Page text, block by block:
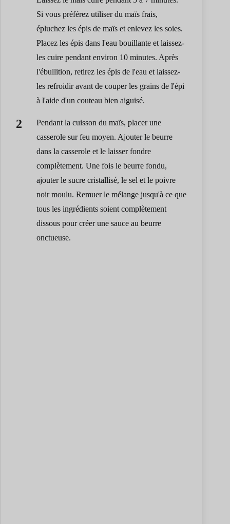
Si vous préférez utiliser du maïs frais,
épluchez les épis de maïs et enlevez les soies.
Placez les épis dans l'eau bouillante et laissez-
les cuire pendant environ 10 minutes. Après
l'ébullition, retirez les épis de l'eau et laissez-
les refroidir avant de couper les grains de l'épi
à l'aide d'un couteau bien aiguisé.
Pendant la cuisson du maïs, placer une
casserole sur feu moyen. Ajouter le beurre
dans la casserole et le laisser fondre
complètement. Une fois le beurre fondu,
ajouter le sucre cristallisé, le sel et le poivre
noir moulu. Remuer le mélange jusqu'à ce que
tous les ingrédients soient complètement
dissous pour créer une sauce au beurre
onctueuse.